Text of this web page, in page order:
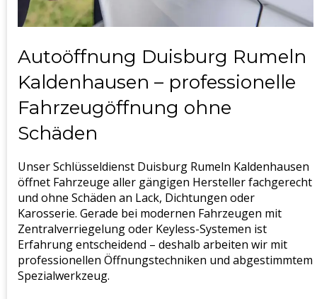
Autoöffnung Duisburg Rumeln
Kaldenhausen – professionelle
Fahrzeugöffnung ohne
Schäden
Unser Schlüsseldienst Duisburg Rumeln Kaldenhausen
öffnet Fahrzeuge aller gängigen Hersteller fachgerecht
und ohne Schäden an Lack, Dichtungen oder
Karosserie. Gerade bei modernen Fahrzeugen mit
Zentralverriegelung oder Keyless-Systemen ist
Erfahrung entscheidend – deshalb arbeiten wir mit
professionellen Öffnungstechniken und abgestimmtem
Spezialwerkzeug.